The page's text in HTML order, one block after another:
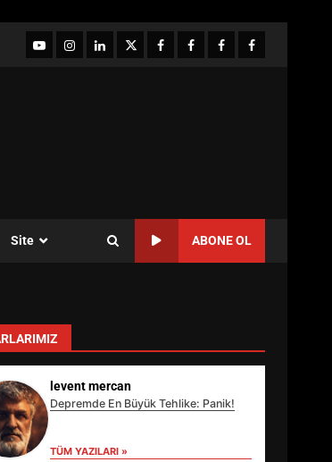
YouTubeInstagram
LinkedIntwitterfacebook-Facebook-
Facebook-Facebook-
Site ABONE OL
levent mercan
Depremde En Büyük Tehlike: Panik!
TÜM YAZILARI »